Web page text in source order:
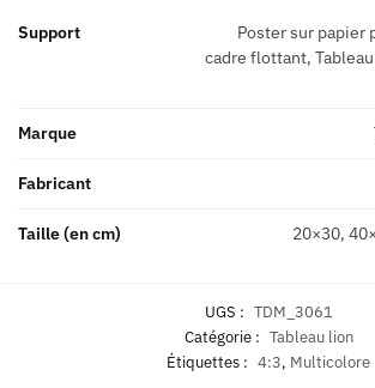
Support
Poster sur papier
cadre flottant,
Marque
Fabricant
Taille (en cm) 20×30,
UGS : TDM_3061
Catégorie : Tableau lion
Étiquettes : 4:3, Multicolore